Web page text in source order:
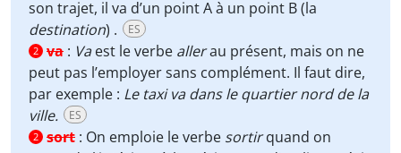
son trajet, il va d’un point A à un point B (la
destination) . ES
2 va : Vaest le verbe allerau présent, mais on ne
peut pas l’employer sans complément. Il faut dire,
par exemple : Le taxi va dans le quartier nord de la
ville.
ES
2 sort : On emploie le verbe sortirquand on